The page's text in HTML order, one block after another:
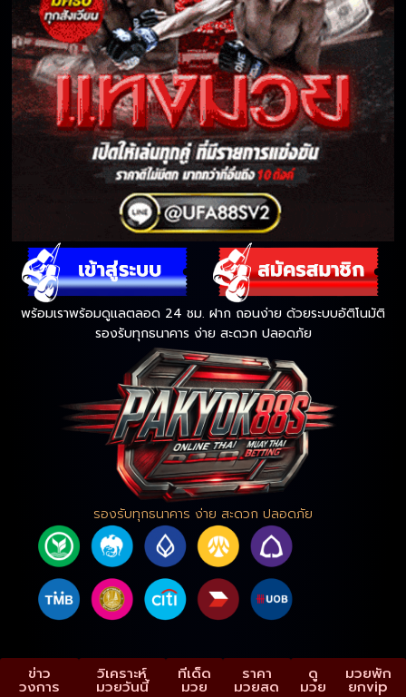
พร้อมเราพร้อมดูแลตลอด 24 ชม. ฝาก ถอนง่าย ด้วยระบบอัติโนมัติ
รองรับทุกธนาคาร ง่าย สะดวก ปลอดภัย
รองรับทุกธนาคาร ง่าย สะดวก ปลอดภัย
ข่าว
วงการ
วิเคราะห์
มวยวันนี้
ทีเด็ด
มวย
ราคา
มวยสด
ดู
มวย
มวยพัก
ยกvip